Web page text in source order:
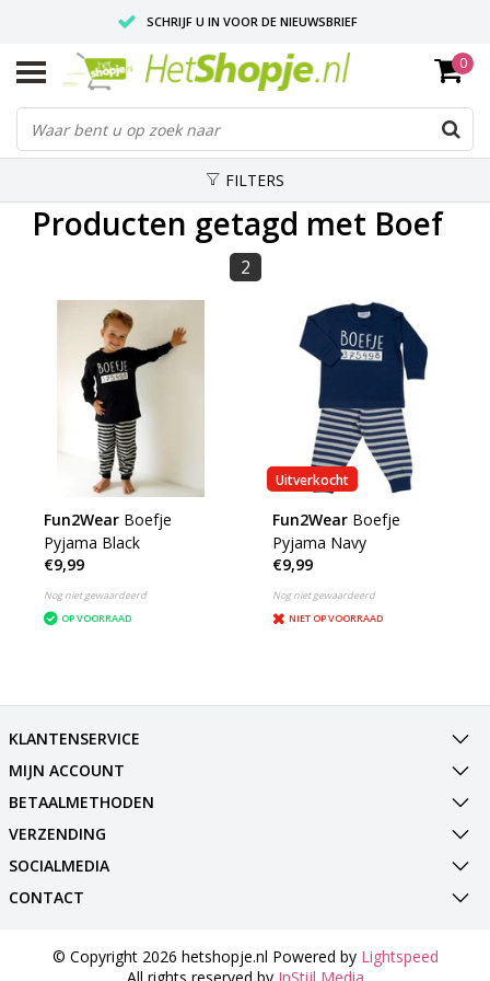
SCHRIJF U IN VOOR DE NIEUWSBRIEF
VOOR 18:00 BESTELD, IS ZELFDE DAG VERZONDEN
UITSTEKENDE PASVORM
0
FILTERS
Producten getagd met Boef
2
Fun2Wear Boefje
Pyjama Black
€9,99
Nog niet gewaardeerd
OP VOORRAAD
Uitverkocht
Fun2Wear Boefje
Pyjama Navy
€9,99
Nog niet gewaardeerd
NIET OP VOORRAAD
KLANTENSERVICE
MIJN ACCOUNT
BETAALMETHODEN
VERZENDING
SOCIALMEDIA
CONTACT
© Copyright 2026 hetshopje.nl Powered by Lightspeed